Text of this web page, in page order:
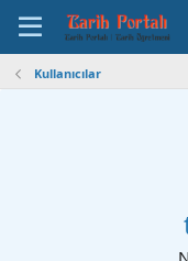
Kullanıcılar